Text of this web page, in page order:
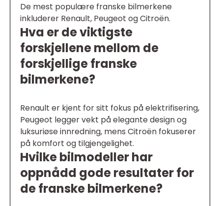
De mest populære franske bilmerkene
inkluderer Renault, Peugeot og Citroën.
Hva er de viktigste
forskjellene mellom de
forskjellige franske
bilmerkene?
Renault er kjent for sitt fokus på elektrifisering,
Peugeot legger vekt på elegante design og
luksuriøse innredning, mens Citroën fokuserer
på komfort og tilgjengelighet.
Hvilke bilmodeller har
oppnådd gode resultater for
de franske bilmerkene?